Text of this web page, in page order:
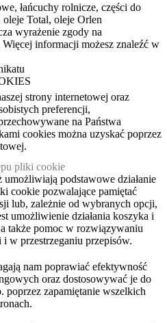
łańcuchy rolnicze, części do
Total, oleje Orlen
wyrażenie zgody na
informacji możesz znaleźć w
strony internetowej oraz
preferencji,
na Państwa
cookies można uzyskać poprzez
pliki cookie
umożliwiają podstawowe działanie
cookie pozwalające pamiętać
lub, zależnie od wybranych opcji,
umożliwienie działania koszyka i
także pomoc w rozwiązywaniu
w przestrzeganiu przepisów.
nam poprawiać efektywność
oraz dostosowywać je do
zapamiętanie wszelkich